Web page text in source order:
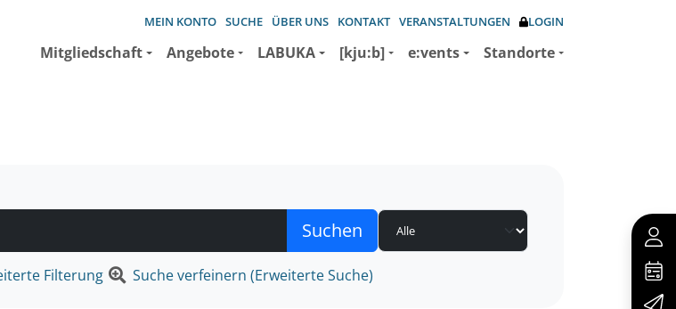
MEIN KONTO SUCHE ÜBER UNS KONTAKT VERANSTALTUNGEN LOGIN
Mitgliedschaft Angebote LABUKA [kju:b] e:vents Standorte
Filterung Suche verfeinern (Erweiterte Suche)